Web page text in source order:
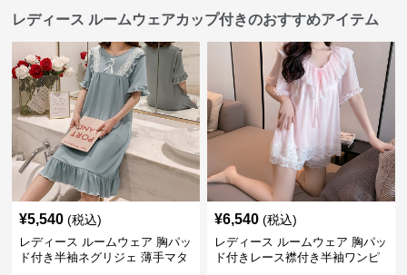
レディース ルームウェアカップ付きのおすすめアイテム
¥5,540 (税込)
レディース ルームウェア 胸パッ
ド付き半袖ネグリジェ 薄手マタ
¥6,540 (税込)
レディース ルームウェア 胸パッ
ド付きレース襟付き半袖ワンピ